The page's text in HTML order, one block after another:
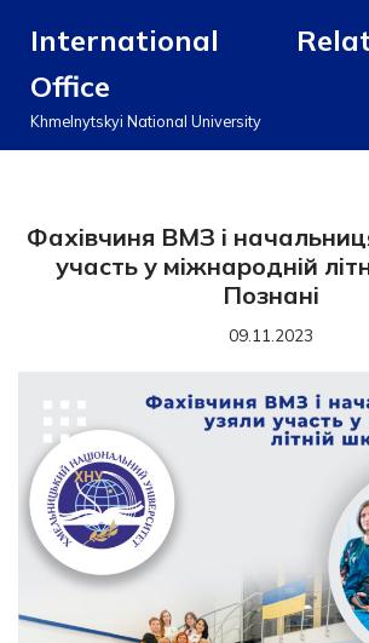
до
вмісту
International
Office
Khmelnytskyi National University
Фахівчиня ВМЗ і
участь у міжнародній
Познані
09.11.2023